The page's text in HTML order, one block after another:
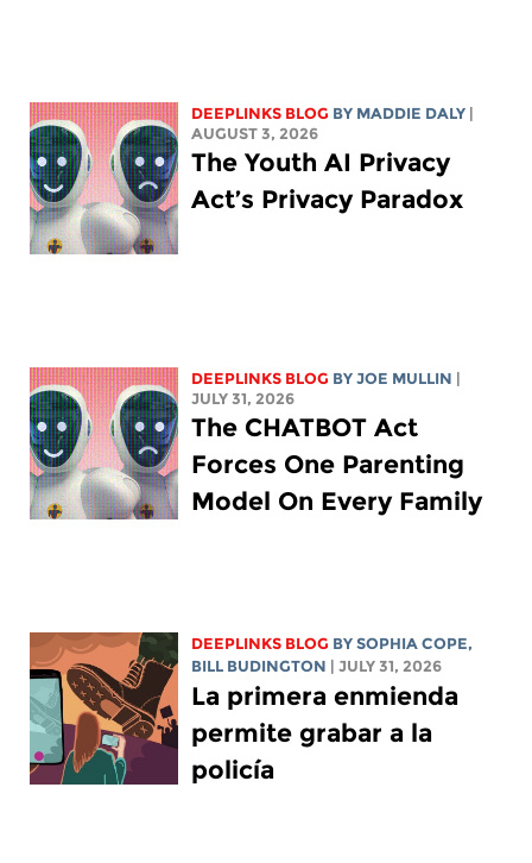
DEEPLINKS BLOG BY MADDIE DALY
AUGUST 3, 2026
The Youth AI Privacy
Act’s Privacy Paradox
DEEPLINKS BLOG BYJOE MULLIN
JULY 31, 2026
The CHATBOT Act
Forces One Parenting
Model On Every Family
DEEPLINKS BLOG BYSOPHIA COPE,
BILL BUDINGTON
| JULY 31, 2026
La primera enmienda
permite grabar a la
policía